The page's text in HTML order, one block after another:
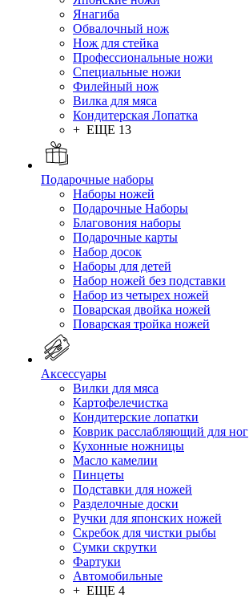
Янагиба
Обвалочный нож
Нож для стейка
Профессиональные ножи
Специальные ножи
Филейный нож
Вилка для мяса
Кондитерская Лопатка
+ ЕЩЕ 13
Подарочные наборы
Наборы ножей
Подарочные Наборы
Благовония наборы
Подарочные карты
Набор досок
Наборы для детей
Набор ножей без подставки
Набор из четырех ножей
Поварская двойка ножей
Поварская тройка ножей
Аксессуары
Вилки для мяса
Картофелечистка
Кондитерские лопатки
Коврик расслабляющий для ног
Кухонные ножницы
Масло камелии
Пинцеты
Подставки для ножей
Разделочные доски
Ручки для японских ножей
Скребок для чистки рыбы
Сумки скрутки
Фартуки
Автомобильные
+ ЕЩЕ 4